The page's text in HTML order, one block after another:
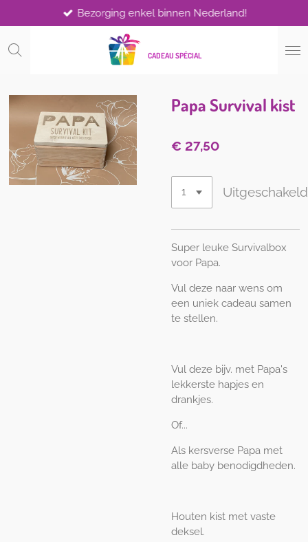
direct
naar
CADEAU SPÉCIAL
Bezorging enkel binnen Nederland!
Papa Survival kist
€ 27,50
Uitgeschakeld
Super leuke Survivalbox
voor Papa.
Vul deze naar wens om
een uniek cadeau samen
te stellen.
Vul deze bijv. met Papa's
lekkerste hapjes en
drankjes.
Of...
Als kersverse Papa met
alle baby benodigdheden.
Houten kist met vaste
deksel.